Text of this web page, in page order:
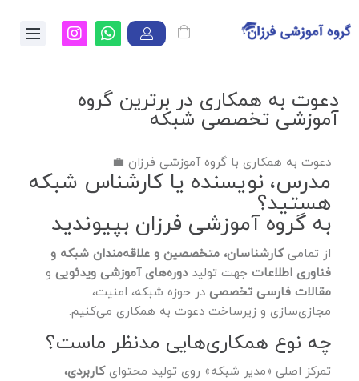
دعوت به همکاری در برترین گروه
آموزشی تخصصی شبکه
دعوت به همکاری با گروه آموزشی فرزان 💼
مدرس، نویسنده یا کارشناس شبکه
هستید؟
به گروه آموزشی فرزان بپیوندید
از تمامیکارشناسان، متخصصین و علاقه‌مندان شبکه و
فناوری اطلاعات جهت تولیددوره‌های آموزشی ویدئویی و
مقالات فارسی تخصصی در حوزه شبکه، امنیت،
مجازی‌سازی و زیرساخت دعوت به همکاری می‌کنیم.
چه نوع همکاری‌هایی مدنظر ماست؟
تمرکز اصلی «مدیر شبکه» روی تولید محتوایکاربردی،